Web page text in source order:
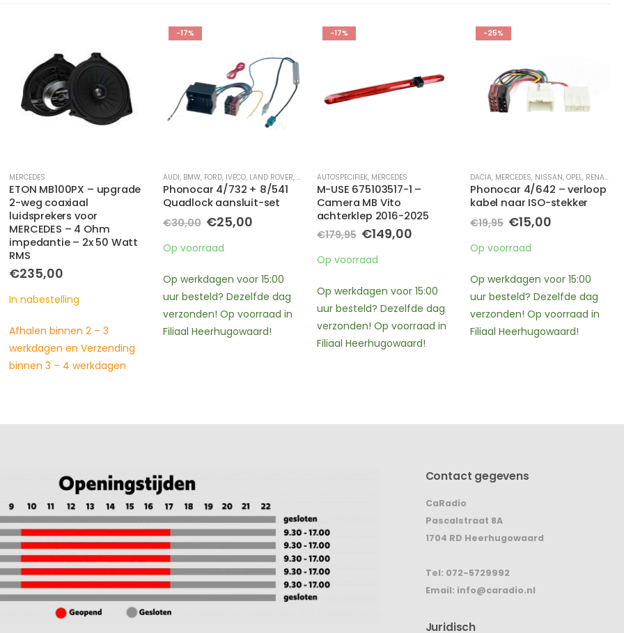
AUDI,BMW MERCEDES, MINI, OPEL,PORSCHE,ROVER,SEAT SKODA,VOLKSWAGEN
Phonocar 4/732 + 8/541
Quadlock aansluit-set
€30,00 Oorspronkelijke
prijs
was:
€25,00
prijs
is:
Op voorraad
Op werkdagen voor 15:00
uur besteld? Dezelfde dag
Filiaal Heerhugowaard!
-17%
AUTOSPECIFIEK,MERCEDES
M-USE 675103517-1 –
Camera MB Vito
achterklep 2016-2025
Oorspronkelijke
prijs
€179,95. €149,00.
Op werkdagen voor 15:00
uur besteld? Dezelfde dag
verzonden! Op voorraad in
-25%
DACIA,MERCEDES,NISSAN
Phonocar 4/642 – verloop
kabel naar ISO-stekker
€19,95 Oorspronkelijke
prijs
€19,95.
€15,00Huidige
prijs
uur besteld? Dezelfde dag
verzonden! Op voorraad in
Filiaal Heerhugowaard!
-50%
MERCEDES
Signat SMK603930039 –
CLK ringen 1997-2003 –
A208 – C208
Oorspronkelijke
prijs
€20,00. €10,00.
Op werkdagen voor 15:00
uur besteld? Dezelfde dag
verzonden! Op voorraad in
Contact gegevens
CaRadio
Pascalstraat 8A
1704 RD Heerhugowaard
Tel: 072-5729992
Email: info@caradio.nl
Juridisch